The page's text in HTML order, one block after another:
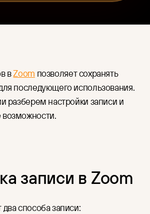
доступа.
онлайн-
проведение
в Москве и по
вZoom позволяет сохранять
последующего использования.
разберем настройки записи и
записи в Zoom
способа записи: